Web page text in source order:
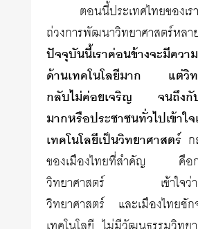
ตอนนี้ประเทศไทยของเ
ถ่วงการพัฒนาวิทยา­ศาสตร์หลา
ปัจจุบันนี้เราค่อนข้างจะมีควา
ด้านเทคโนโลยีมาก แต่วิท
กลับไม่ค่อยเจริญ จนถึงกั
มากหรือประชาชนทั่วไปเข้าใจ
เทคโนโลยีเป็นวิทยาศาสตร์
ของเมืองไทยที่สำคัญ คือก
วิทยาศาสตร์ เข้าใจว่าเท
วิทยาศาสตร์ และเมืองไทยชั